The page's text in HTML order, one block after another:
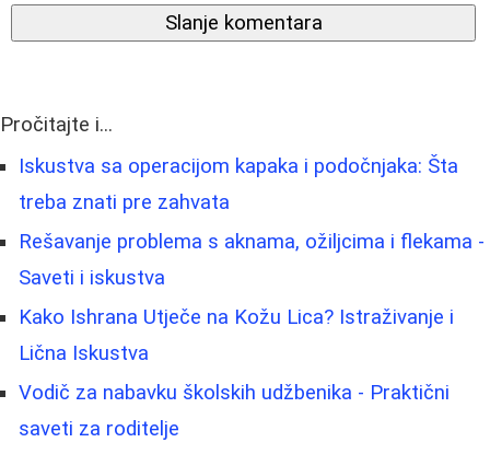
Slanje komentara
Pročitajte i...
Iskustva sa operacijom kapaka i podočnjaka: Šta
treba znati pre zahvata
Rešavanje problema s aknama, ožiljcima i flekama -
Saveti i iskustva
Kako Ishrana Utječe na Kožu Lica? Istraživanje i
Lična Iskustva
Vodič za nabavku školskih udžbenika - Praktični
saveti za roditelje